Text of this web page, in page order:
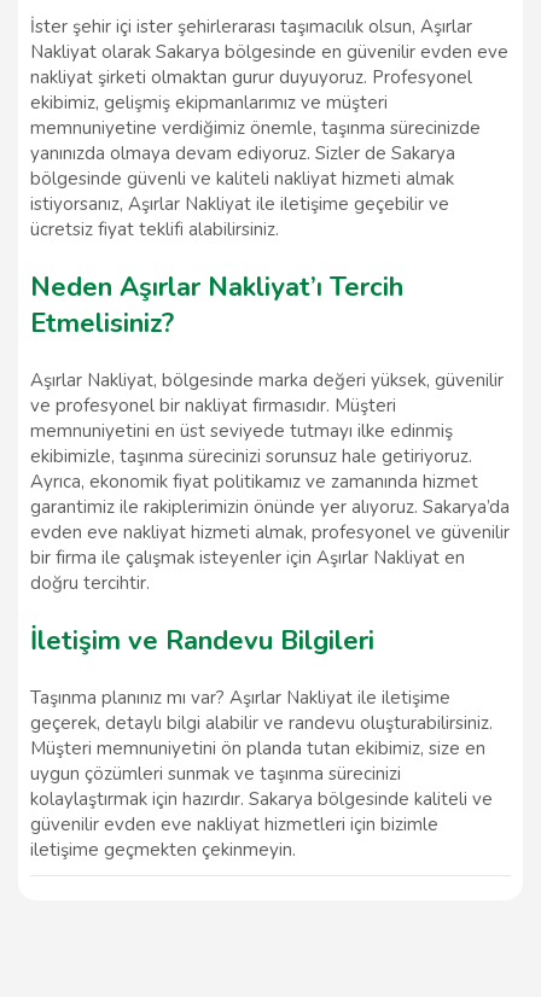
İster şehir içi ister şehirlerarası taşımacılık olsun, Aşırlar
Nakliyat olarak Sakarya bölgesinde en güvenilir evden eve
nakliyat şirketi olmaktan gurur duyuyoruz. Profesyonel
ekibimiz, gelişmiş ekipmanlarımız ve müşteri
memnuniyetine verdiğimiz önemle, taşınma sürecinizde
yanınızda olmaya devam ediyoruz. Sizler de Sakarya
bölgesinde güvenli ve kaliteli nakliyat hizmeti almak
istiyorsanız, Aşırlar Nakliyat ile iletişime geçebilir ve
ücretsiz fiyat teklifi alabilirsiniz.
Neden Aşırlar Nakliyat’ı Tercih
Etmelisiniz?
Aşırlar Nakliyat, bölgesinde marka değeri yüksek, güvenilir
ve profesyonel bir nakliyat firmasıdır. Müşteri
memnuniyetini en üst seviyede tutmayı ilke edinmiş
ekibimizle, taşınma sürecinizi sorunsuz hale getiriyoruz.
Ayrıca, ekonomik fiyat politikamız ve zamanında hizmet
garantimiz ile rakiplerimizin önünde yer alıyoruz. Sakarya’da
evden eve nakliyat hizmeti almak, profesyonel ve güvenilir
bir firma ile çalışmak isteyenler için Aşırlar Nakliyat en
doğru tercihtir.
İletişim ve Randevu Bilgileri
Taşınma planınız mı var? Aşırlar Nakliyat ile iletişime
geçerek, detaylı bilgi alabilir ve randevu oluşturabilirsiniz.
Müşteri memnuniyetini ön planda tutan ekibimiz, size en
uygun çözümleri sunmak ve taşınma sürecinizi
kolaylaştırmak için hazırdır. Sakarya bölgesinde kaliteli ve
güvenilir evden eve nakliyat hizmetleri için bizimle
iletişime geçmekten çekinmeyin.